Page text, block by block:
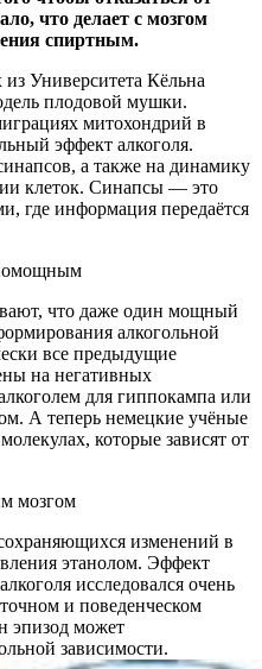
что делает с мозгом
спиртным.
Университета Кёльна
плодовой мушки.
митохондрий в
эффект алкоголя.
а также на динамику
клеток. Синапсы — это
где информация передаётся
что даже один мощный
алкогольной
все предыдущие
на негативных
для гиппокампа или
А теперь немецкие учёные
которые зависят от
мозгом
изменений в
этанолом. Эффект
исследовался очень
и поведенческом
эпизод может
зависимости.